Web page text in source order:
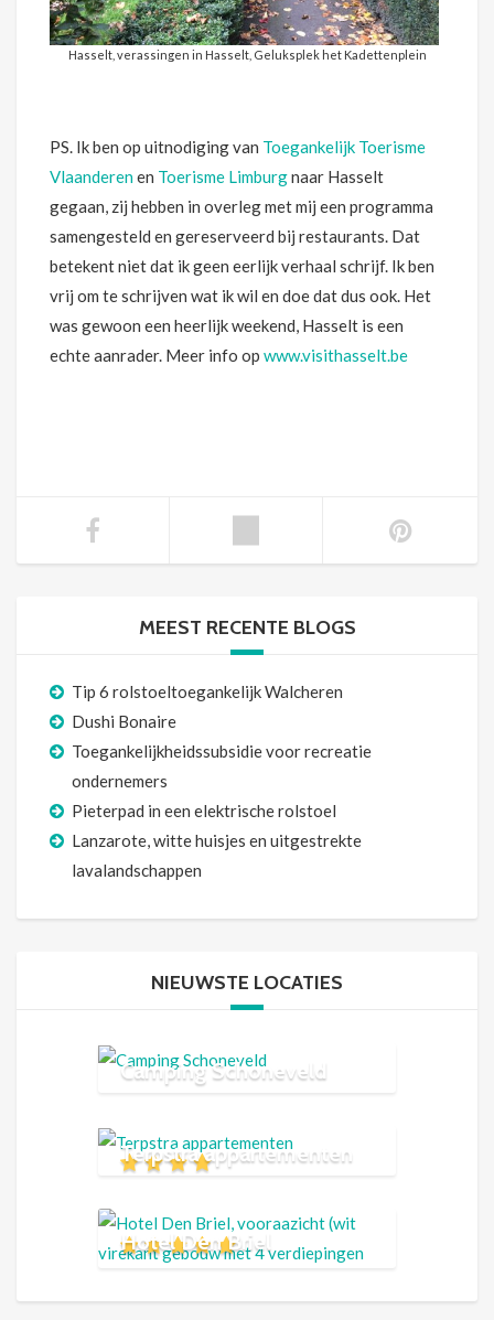
Hasselt, verassingen in Hasselt, Geluksplek het Kadettenplein
PS. Ik ben op uitnodiging van Toegankelijk Toerisme
Vlaanderenen Toerisme Limburgnaar Hasselt
gegaan, zij hebben in overleg met mij een programma
samengesteld en gereserveerd bij restaurants. Dat
betekent niet dat ik geen eerlijk verhaal schrijf. Ik ben
vrij om te schrijven wat ik wil en doe dat dus ook. Het
was gewoon een heerlijk weekend, Hasselt is een
echte aanrader. Meer info op www.visithasselt.be
MEEST RECENTE BLOGS
Tip 6 rolstoeltoegankelijk Walcheren
Dushi Bonaire
Toegankelijkheidssubsidie voor recreatie
ondernemers
Pieterpad in een elektrische rolstoel
Lanzarote, witte huisjes en uitgestrekte
lavalandschappen
NIEUWSTE LOCATIES
Camping Schoneveld
Terpstra appartementen
Hotel Den Briel